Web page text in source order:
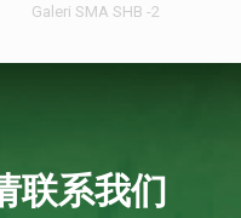
Galeri SMA SHB -2
联系我们